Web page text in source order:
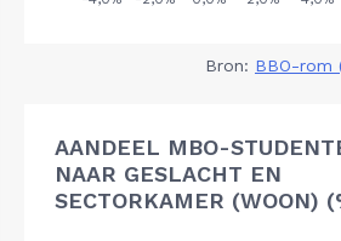
Bron: BBO-rom
AANDEEL MBO-
NAAR GESLACHT EN
SECTORKAMER (WOON)